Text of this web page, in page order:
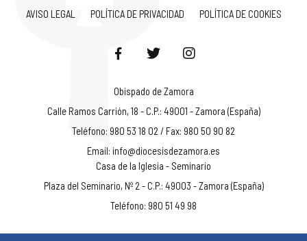
AVISO LEGAL POLÍTICA DE PRIVACIDAD POLÍTICA DE COOKIES
Obispado de Zamora
Calle Ramos Carrión, 18 - C.P.: 49001 - Zamora (España)
Teléfono: 980 53 18 02 / Fax: 980 50 90 82
Email: info@diocesisdezamora.es
Casa de la Iglesia - Seminario
Plaza del Seminario, Nº 2 - C.P.: 49003 - Zamora (España)
Teléfono: 980 51 49 98